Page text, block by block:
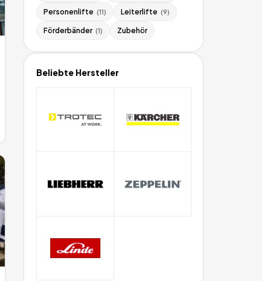
Personenlifte (11) Leiterlifte (9)
Förderbänder (1) Zubehör
Beliebte Hersteller